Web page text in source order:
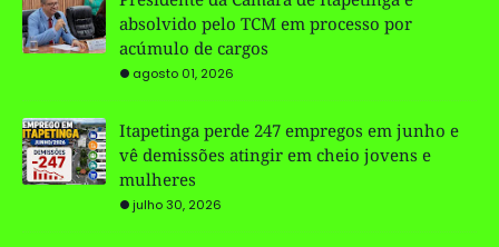
absolvido pelo TCM em processo por
acúmulo de cargos
agosto 01, 2026
Itapetinga perde 247 empregos em junho e
vê demissões atingir em cheio jovens e
mulheres
julho 30, 2026